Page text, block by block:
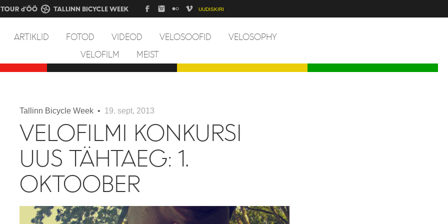
UUDISKIRI
ARTIKLID FOTOD VIDEOD VELOSOOFID
VELOSOPHY
VELOFILM
MEIST
Tallinn Bicycle Week • 19. sept, 2013
VELOFILMI KONKURSI
UUS TÄHTAEG: 1.
OKTOOBER